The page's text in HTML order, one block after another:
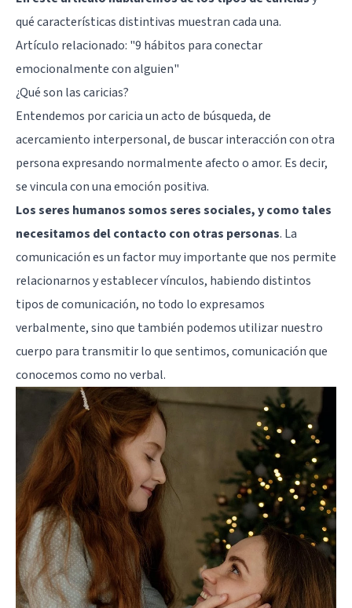
qué características distintivas muestran cada una.
Artículo relacionado: "9 hábitos para conectar
emocionalmente con alguien"
¿Qué son las caricias?
Entendemos por caricia un acto de búsqueda, de
acercamiento interpersonal, de buscar interacción con otra
persona expresando normalmente afecto o amor. Es decir,
se vincula con una emoción positiva.
Los seres humanos somos seres sociales, y como tales
necesitamos del contacto con otras personas. La
comunicación es un factor muy importante que nos permite
relacionarnos y establecer vínculos, habiendo distintos
tipos de comunicación, no todo lo expresamos
verbalmente, sino que también podemos utilizar nuestro
cuerpo para transmitir lo que sentimos, comunicación que
conocemos como no verbal.